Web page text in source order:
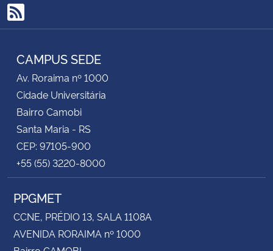
RSS
CAMPUS SEDE
Av. Roraima nº 1000
Cidade Universitária
Bairro Camobi
Santa Maria - RS
CEP: 97105-900
+55 (55) 3220-8000
PPGMET
CCNE, PRÉDIO 13, SALA 1108A
AVENIDA RORAIMA nº 1000